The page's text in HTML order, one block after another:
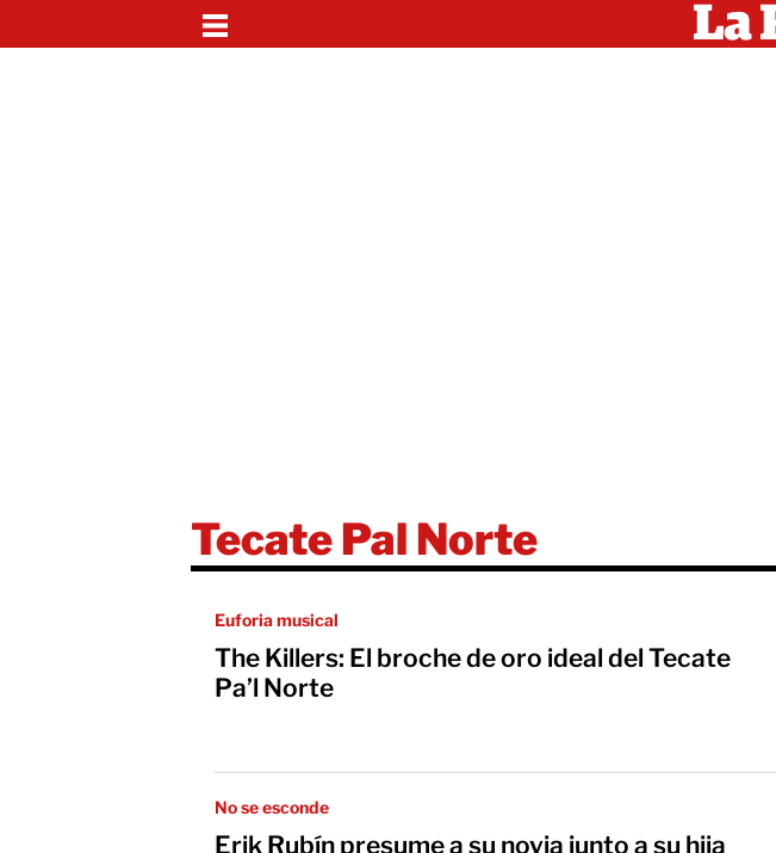
Tecate Pal Norte
Euforia musical
The Killers: El broche de oro ideal del Tecate
Pa’l Norte
No se esconde
Erik Rubín presume a su novia junto a su hija